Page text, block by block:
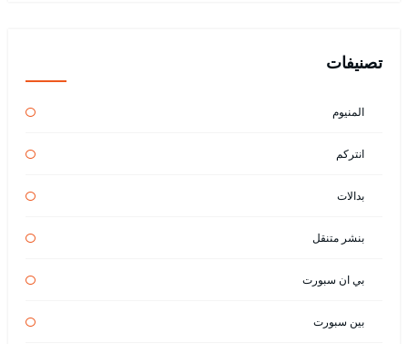
تصنيفات
المنيوم
انتركم
بدالات
بنشر متنقل
بي ان سبورت
بين سبورت